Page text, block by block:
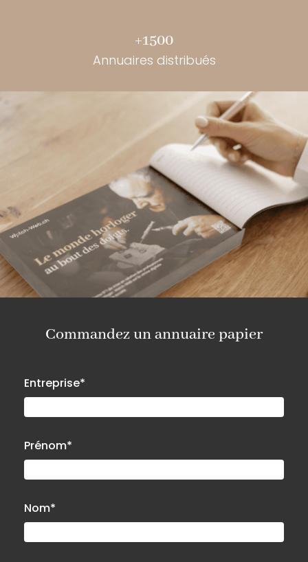
+1500
Annuaires distribués
Commandez un annuaire papier
Entreprise*
Prénom*
Nom*